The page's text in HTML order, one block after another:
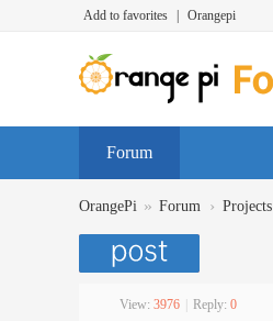
Add to favorites Orangepi
Forum
OrangePi » Forum › Projects
View: 3976 Reply: 0